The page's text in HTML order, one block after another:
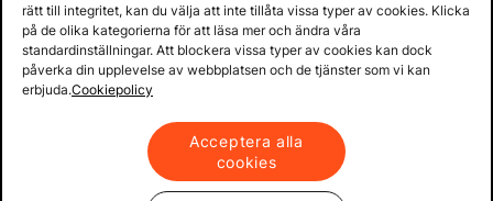
Copyright © 2013 - 2026 - Mekster AB
KöpvillkorIntegritetspolicy
rätt till integritet, kan du välja att inte tillåta vissa typer av cookies. Klicka
på de olika kategorierna för att läsa mer och ändra våra
standardinställningar. Att blockera vissa typer av cookies kan dock
påverka din upplevelse av webbplatsen och de tjänster som vi kan
erbjuda.Cookiepolicy
Acceptera alla
cookies